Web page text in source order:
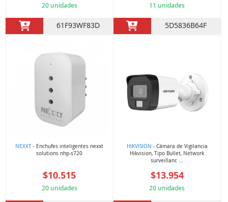
20 unidades
61F93WF83D
11 unidades
5D5836B64F
NEXXT - Enchufes inteligentes nexxt
solutions nhp-s720
$10.515
20 unidades
HIKVISION - Cámara de Vigilancia
Hikvision, Tipo Bullet, Network
surveillanc ...
$13.954
20 unidades